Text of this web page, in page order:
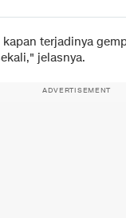
terjadinya
jelasnya.
ADVERTISEMENT